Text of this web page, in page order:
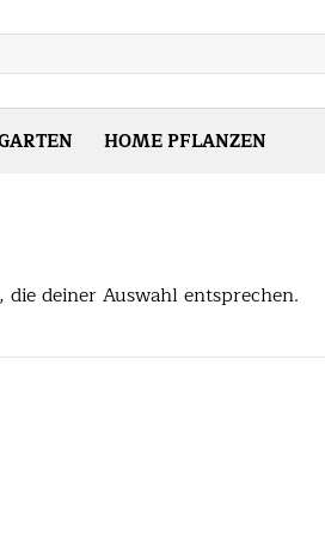
HOME PFLANZEN
deiner Auswahl entsprechen.